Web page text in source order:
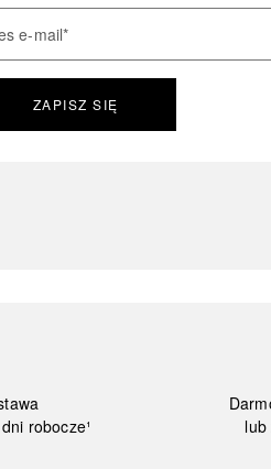
e-mail*
ZAPISZ SIĘ
robocze¹
lub